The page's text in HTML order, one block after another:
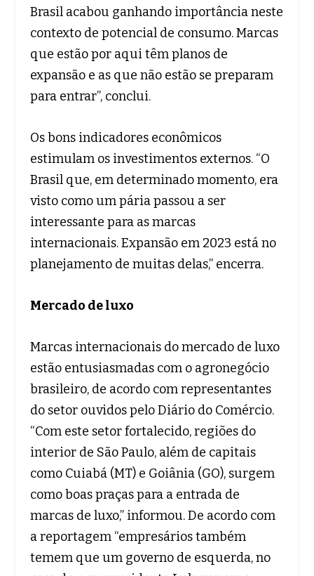
Brasil acabou ganhando importância neste
contexto de potencial de consumo. Marcas
que estão por aqui têm planos de
expansão e as que não estão se preparam
para entrar”, conclui.
Os bons indicadores econômicos
estimulam os investimentos externos. “O
Brasil que, em determinado momento, era
visto como um pária passou a ser
interessante para as marcas
internacionais. Expansão em 2023 está no
planejamento de muitas delas,” encerra.
Mercado de luxo
Marcas internacionais do mercado de luxo
estão entusiasmadas com o agronegócio
brasileiro, de acordo com representantes
do setor ouvidos pelo Diário do Comércio.
“Com este setor fortalecido, regiões do
interior de São Paulo, além de capitais
como Cuiabá (MT) e Goiânia (GO), surgem
como boas praças para a entrada de
marcas de luxo,” informou. De acordo com
a reportagem “empresários também
temem que um governo de esquerda, no